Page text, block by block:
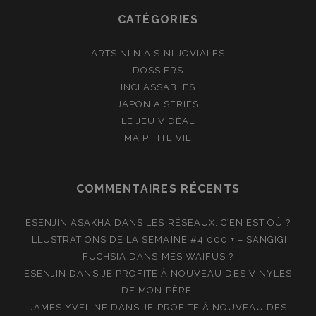
CATÉGORIES
ARTS NI NIAIS NI JOVIALES
DOSSIERS
INCLASSABLES
JAPONIAISERIES
LE JEU VIDÉAL
MA P'TITE VIE
COMMENTAIRES RÉCENTS
ESENJIN ASAKHA DANS LES RÉSEAUX, C’EN EST OÙ ?
ILLUSTRATIONS DE LA SEMAINE #4.000 + – SANGIGI
FUCHSIA DANS MES WAIFUS ?
ESENJIN DANS JE PROFITE À NOUVEAU DES VINYLES
DE MON PÈRE.
JAMES YVELINE DANSJE PROFITE À NOUVEAU DES